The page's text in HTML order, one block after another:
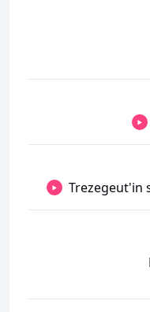
Trezegeut'in